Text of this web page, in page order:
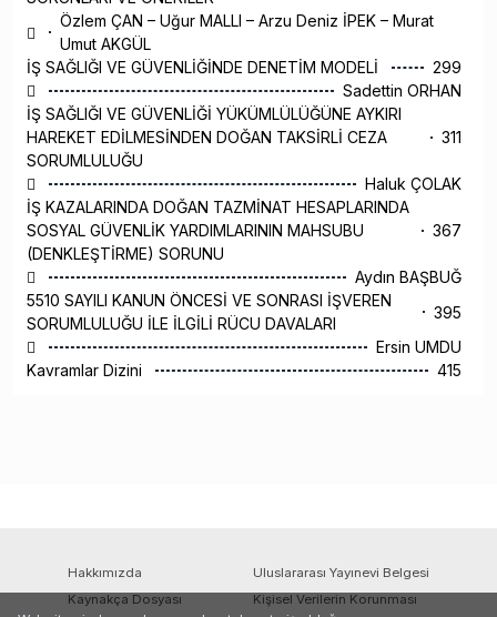

Özlem ÇAN – Uğur MALLI – Arzu Deniz İPEK – Murat
Umut AKGÜL
İŞ SAĞLIĞI VE GÜVENLİĞİNDE DENETİM MODELİ
299

Sadettin ORHAN
İŞ SAĞLIĞI VE GÜVENLİĞİ YÜKÜMLÜLÜĞÜNE AYKIRI
HAREKET EDİLMESİNDEN DOĞAN TAKSİRLİ CEZA
SORUMLULUĞU
311

Haluk ÇOLAK
İŞ KAZALARINDA DOĞAN TAZMİNAT HESAPLARINDA
SOSYAL GÜVENLİK YARDIMLARININ MAHSUBU
(DENKLEŞTİRME) SORUNU
367

Aydın BAŞBUĞ
5510 SAYILI KANUN ÖNCESİ VE SONRASI İŞVEREN
SORUMLULUĞU İLE İLGİLİ RÜCU DAVALARI
395

Ersin UMDU
Kavramlar Dizini
415
Hakkımızda
Uluslararası Yayınevi Belgesi
Kaynakça Dosyası
Kişisel Verilerin Korunması